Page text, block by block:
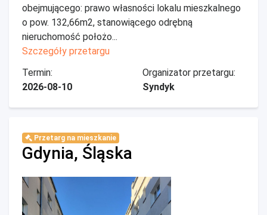
obejmującego: prawo własności lokalu mieszkalnego
o pow. 132,66m2, stanowiącego odrębną
nieruchomość położo...
Szczegóły przetargu
Termin:
2026-08-10
Organizator przetargu:
Syndyk
Przetarg na mieszkanie
Gdynia, Śląska